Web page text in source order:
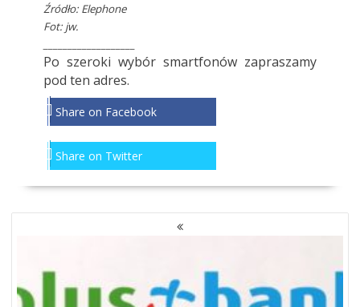
Źródło: Elephone
Fot: jw.
Po szeroki wybór smartfonów zapraszamy
pod ten adres.
Share on Facebook
Share on Twitter
NAWIGACJA